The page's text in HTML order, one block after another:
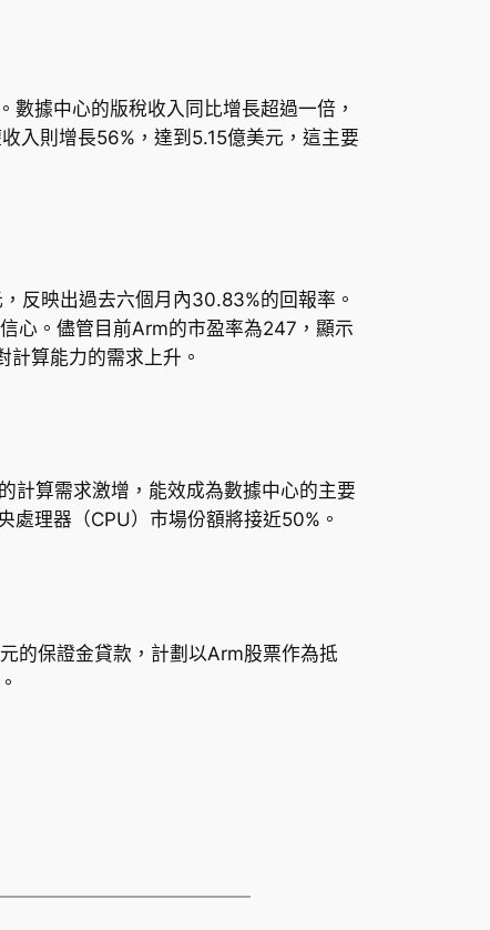
據中心的版稅收入同比增長超過一倍，
入則增長56%，達到5.15億美元，這主要
反映出過去六個月內30.83%的回報率。
心。儘管目前Arm的市盈率為247，顯示
算能力的需求上升。
計算需求激增，能效成為數據中心的主要
理器（CPU）市場份額將接近50%。
的保證金貸款，計劃以Arm股票作為抵